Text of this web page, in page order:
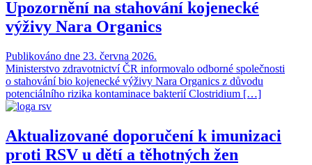
Upozornění na stahování kojenecké
výživy Nara Organics
Publikováno dne 23. června 2026.
Ministerstvo zdravotnictví ČR informovalo odborné společnosti
o stahování bio kojenecké výživy Nara Organics z důvodu
potenciálního rizika kontaminace bakterií Clostridium […]
Aktualizované doporučení k imunizaci
proti RSV u dětí a těhotných žen